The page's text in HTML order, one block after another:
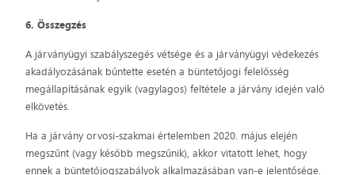
6. Összegzés
A járványügyi szabályszegés vétsége és a járványügyi védekezés
akadályozásának bűntette esetén a büntetőjogi felelősség
megállapításának egyik (vagylagos) feltétele a járvány idején való
elkövetés.
Ha a járvány orvosi-szakmai értelemben 2020. május elején
megszűnt (vagy később megszűnik), akkor vitatott lehet, hogy
ennek a büntetőjogszabályok alkalmazásában van-e jelentősége.